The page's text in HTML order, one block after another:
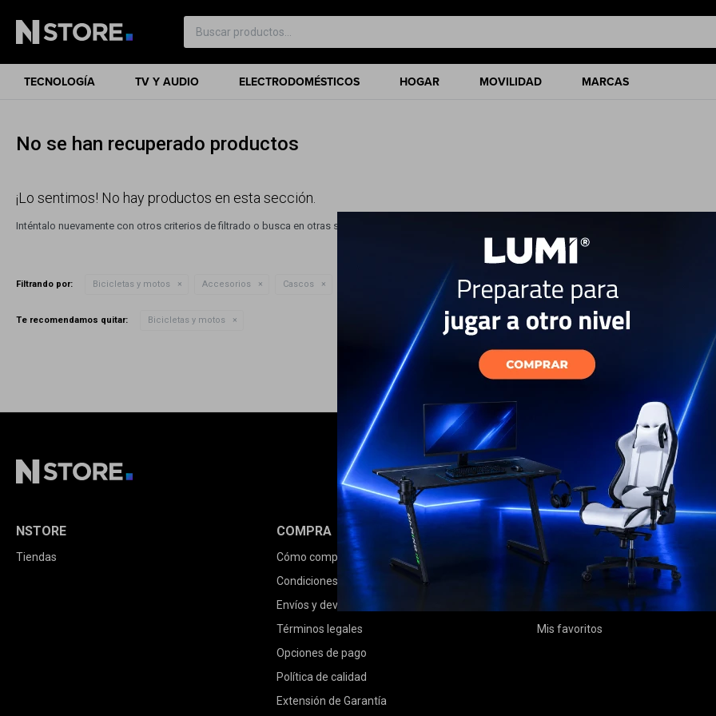
TECNOLOGÍA TV Y AUDIO ELECTRODOMÉSTICOS HOGAR MOVILIDAD MARCAS
No se han recuperado productos
¡Lo sentimos! No hay productos en esta sección.
Inténtalo nuevamente con otros criterios de filtrado o busca en otras secciones de nuestro catálogo.
Filtrando por: Bicicletas y motos Accesorios Cascos Quitar filtros
Te recomendamos quitar: Bicicletas y motos
NSTORE
Tiendas
COMPRA
Cómo comprar
Condiciones de compra
Envíos y devoluciones
Términos legales
Opciones de pago
Política de calidad
Extensión de Garantía
MI CUENTA
Mi cuenta
Mis compras
Mis favoritos